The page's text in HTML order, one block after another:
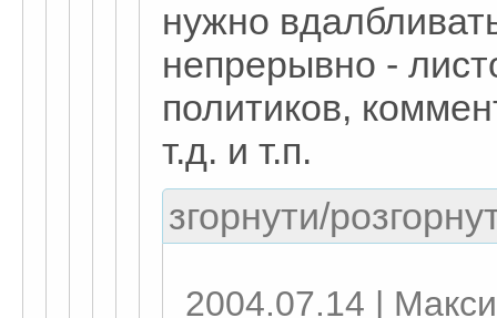
нужно
непрерывно -
политиков,
т.д. и т.п.
згорнути/
2004.07.14 |